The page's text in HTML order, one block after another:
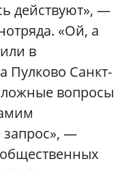
действуют», —
«Ой, а
в
Пулково Санкт-
вопросы
запрос», —